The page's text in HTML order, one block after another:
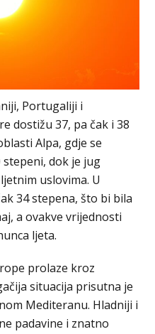
Portugaliji i
dostižu 37, pa čak i 38
Alpa, gdje se
dok je jug
uslovima. U
34 stepena, što bi bila
a ovakve vrijednosti
ljeta.
prolaze kroz
situacija prisutna je
Mediteranu. Hladniji i
padavine i znatno